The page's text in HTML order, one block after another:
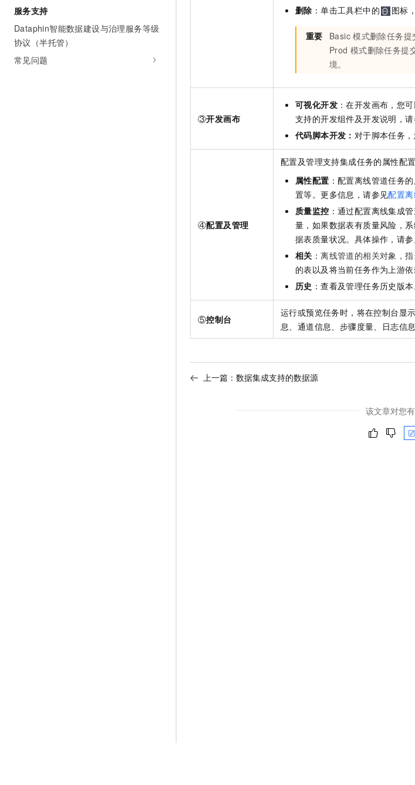
服务支持
Dataphin智能数据建设与治理服务等级
协议（半托管）
常见问题
删除 ：单击工具栏中的 图标
重要 Basic 模式删除任务
Prod 模式删除任务提
境。
③开发画布
可视化开发 ：在开发画布，您
支持的开发组件及开发说明，
代码脚本开发： 对于脚本任务
④配置及管理
配置及管理支持集成任务的属性配
属性配置 ：配置离线管道任务
置等。更多信息，请参见配置
质量监控 ：通过配置离线集成
量，如果数据表有质量风险，
据表质量状况。具体操作，请
相关 ：离线管道的相关对象，指
的表以及将当前任务作为上游
历史 ：查看及管理任务历史版本
⑤控制台
运行或预览任务时，将在控制台显
息、通道信息、步骤度量、日志信
上一篇： 数据集成支持的数据源
该文章对您